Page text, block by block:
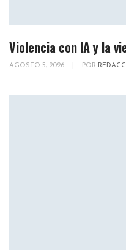
Violencia con IA y la
AGOSTO 5, 2026 POR